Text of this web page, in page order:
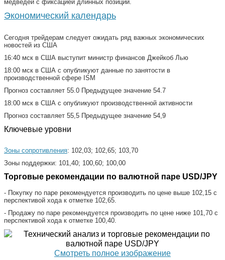
медведей с фиксацией длинных позиций.
Экономический календарь
Сегодня трейдерам следует ожидать ряд важных экономических
новостей из США
16:40 мск в США выступит министр финансов Джейкоб Лью
18:00 мск в США с опубликуют данные по занятости в
производственной сфере ISM
Прогноз составляет 55.0 Предыдущее значение 54.7
18:00 мск в США с опубликуют производственной активности
Прогноз составляет 55,5 Предыдущее значение 54,9
Ключевые уровни
Зоны сопротивления: 102,03; 102,65; 103,70
Зоны поддержки: 101,40; 100,60; 100,00
Торговые рекомендации по валютной паре USD/JPY
- Покупку по паре рекомендуется производить по цене выше 102,15 с
перспективой хода к отметке 102,65.
- Продажу по паре рекомендуется производить по цене ниже 101,70 с
перспективой хода к отметке 100,40.
Смотреть полное изображение